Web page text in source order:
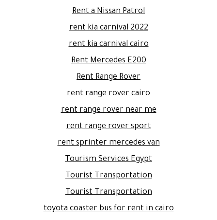
Rent a Nissan Patrol
rent kia carnival 2022
rent kia carnival cairo
Rent Mercedes E200
Rent Range Rover
rent range rover cairo
rent range rover near me
rent range rover sport
rent sprinter mercedes van
Tourism Services Egypt
Tourist Transportation
Tourist Transportation
toyota coaster bus for rent in cairo